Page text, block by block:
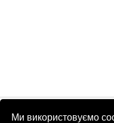
Ми використовуємо